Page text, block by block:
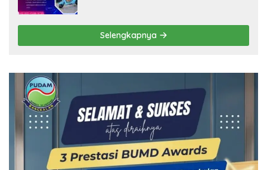
Selengkapnya